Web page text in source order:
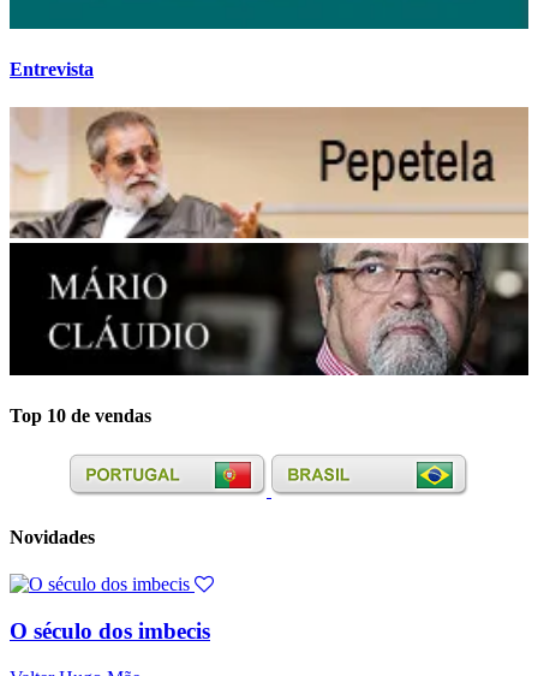
Entrevista
Top 10 de vendas
Novidades
O século dos imbecis